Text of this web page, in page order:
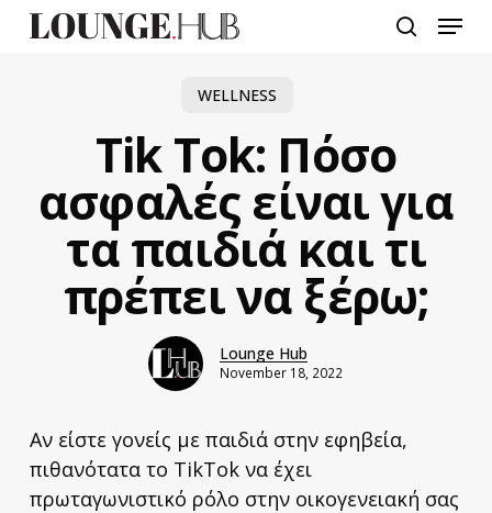
Menu
WELLNESS
Tik Tok: Πόσο
ασφαλές είναι για
τα παιδιά και τι
πρέπει να ξέρω;
Lounge Hub
November 18, 2022
Αν είστε γονείς με παιδιά στην εφηβεία,
πιθανότατα το TikTok να έχει
πρωταγωνιστικό ρόλο στην οικογενειακή σας